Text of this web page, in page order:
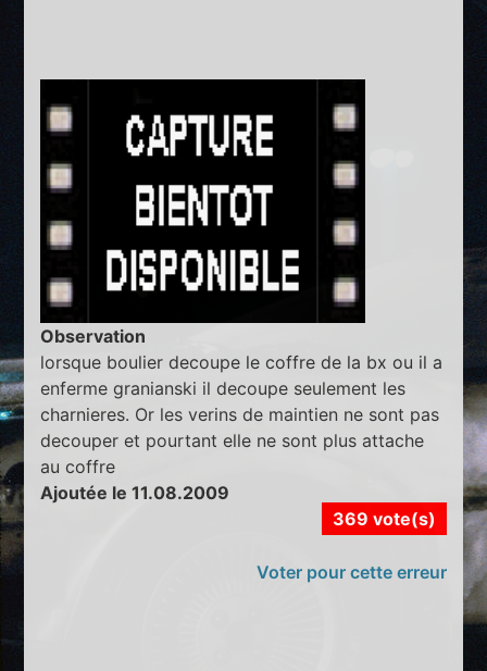
Observation
lorsque boulier decoupe le coffre de la bx ou il a
enferme granianski il decoupe seulement les
charnieres. Or les verins de maintien ne sont pas
decouper et pourtant elle ne sont plus attache
au coffre
Ajoutée le 11.08.2009
369 vote(s)
Voter pour cette erreur